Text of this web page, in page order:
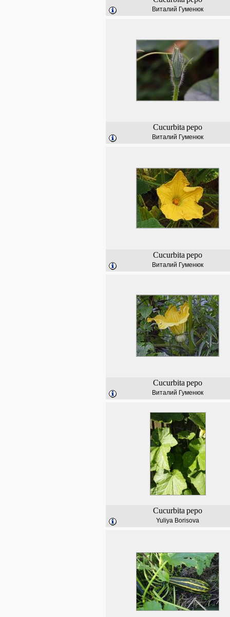
Виталий Гуменюк
Cucurbita pepo
Виталий Гуменюк
Cucurbita pepo
Виталий Гуменюк
Cucurbita pepo
Виталий Гуменюк
Cucurbita pepo
Yuliya Borisova